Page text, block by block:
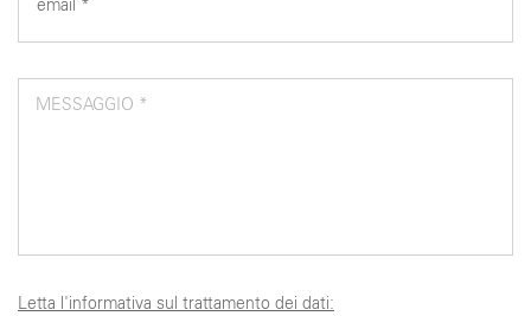
MESSAGGIO *
Letta l'informativa sul trattamento dei dati: